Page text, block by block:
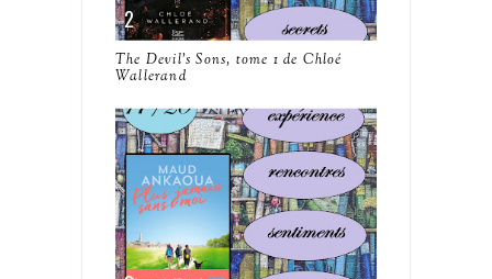
The Devil's Sons, tome 1 de Chloé
Wallerand